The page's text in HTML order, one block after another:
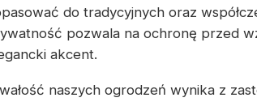
do tradycyjnych oraz
pozwala na ochronę przed
akcent.
naszych ogrodzeń wynika z